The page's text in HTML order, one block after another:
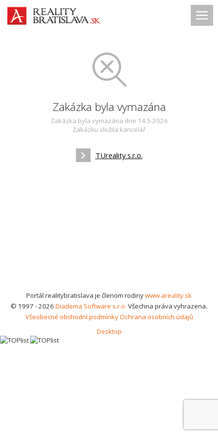
Zakázka byla vymazána
Zakázka byla vymazána dne 14.5.2026
Zakázku vložila kancelář
TUreality s.r.o.
Portál realitybratislava je členom rodinywww.areality.sk
© 1997 - 2026 Diadema Software s.r.o. Všechna práva vyhrazena.
Všeobecné obchodní podmínkyOchrana osobních údajů
Desktop